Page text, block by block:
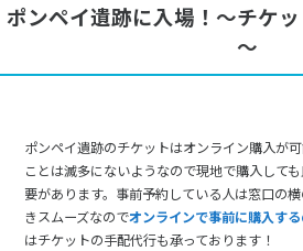
ポンペイ遺跡に入場！～チケ
～
ポンペイ遺跡のチケットはオンライン購入が
ことは滅多にないようなので現地で購入して
要があります。事前予約している人は窓口の
きスムーズなのでオンラインで事前に購入す
はチケットの手配代行も承っております！